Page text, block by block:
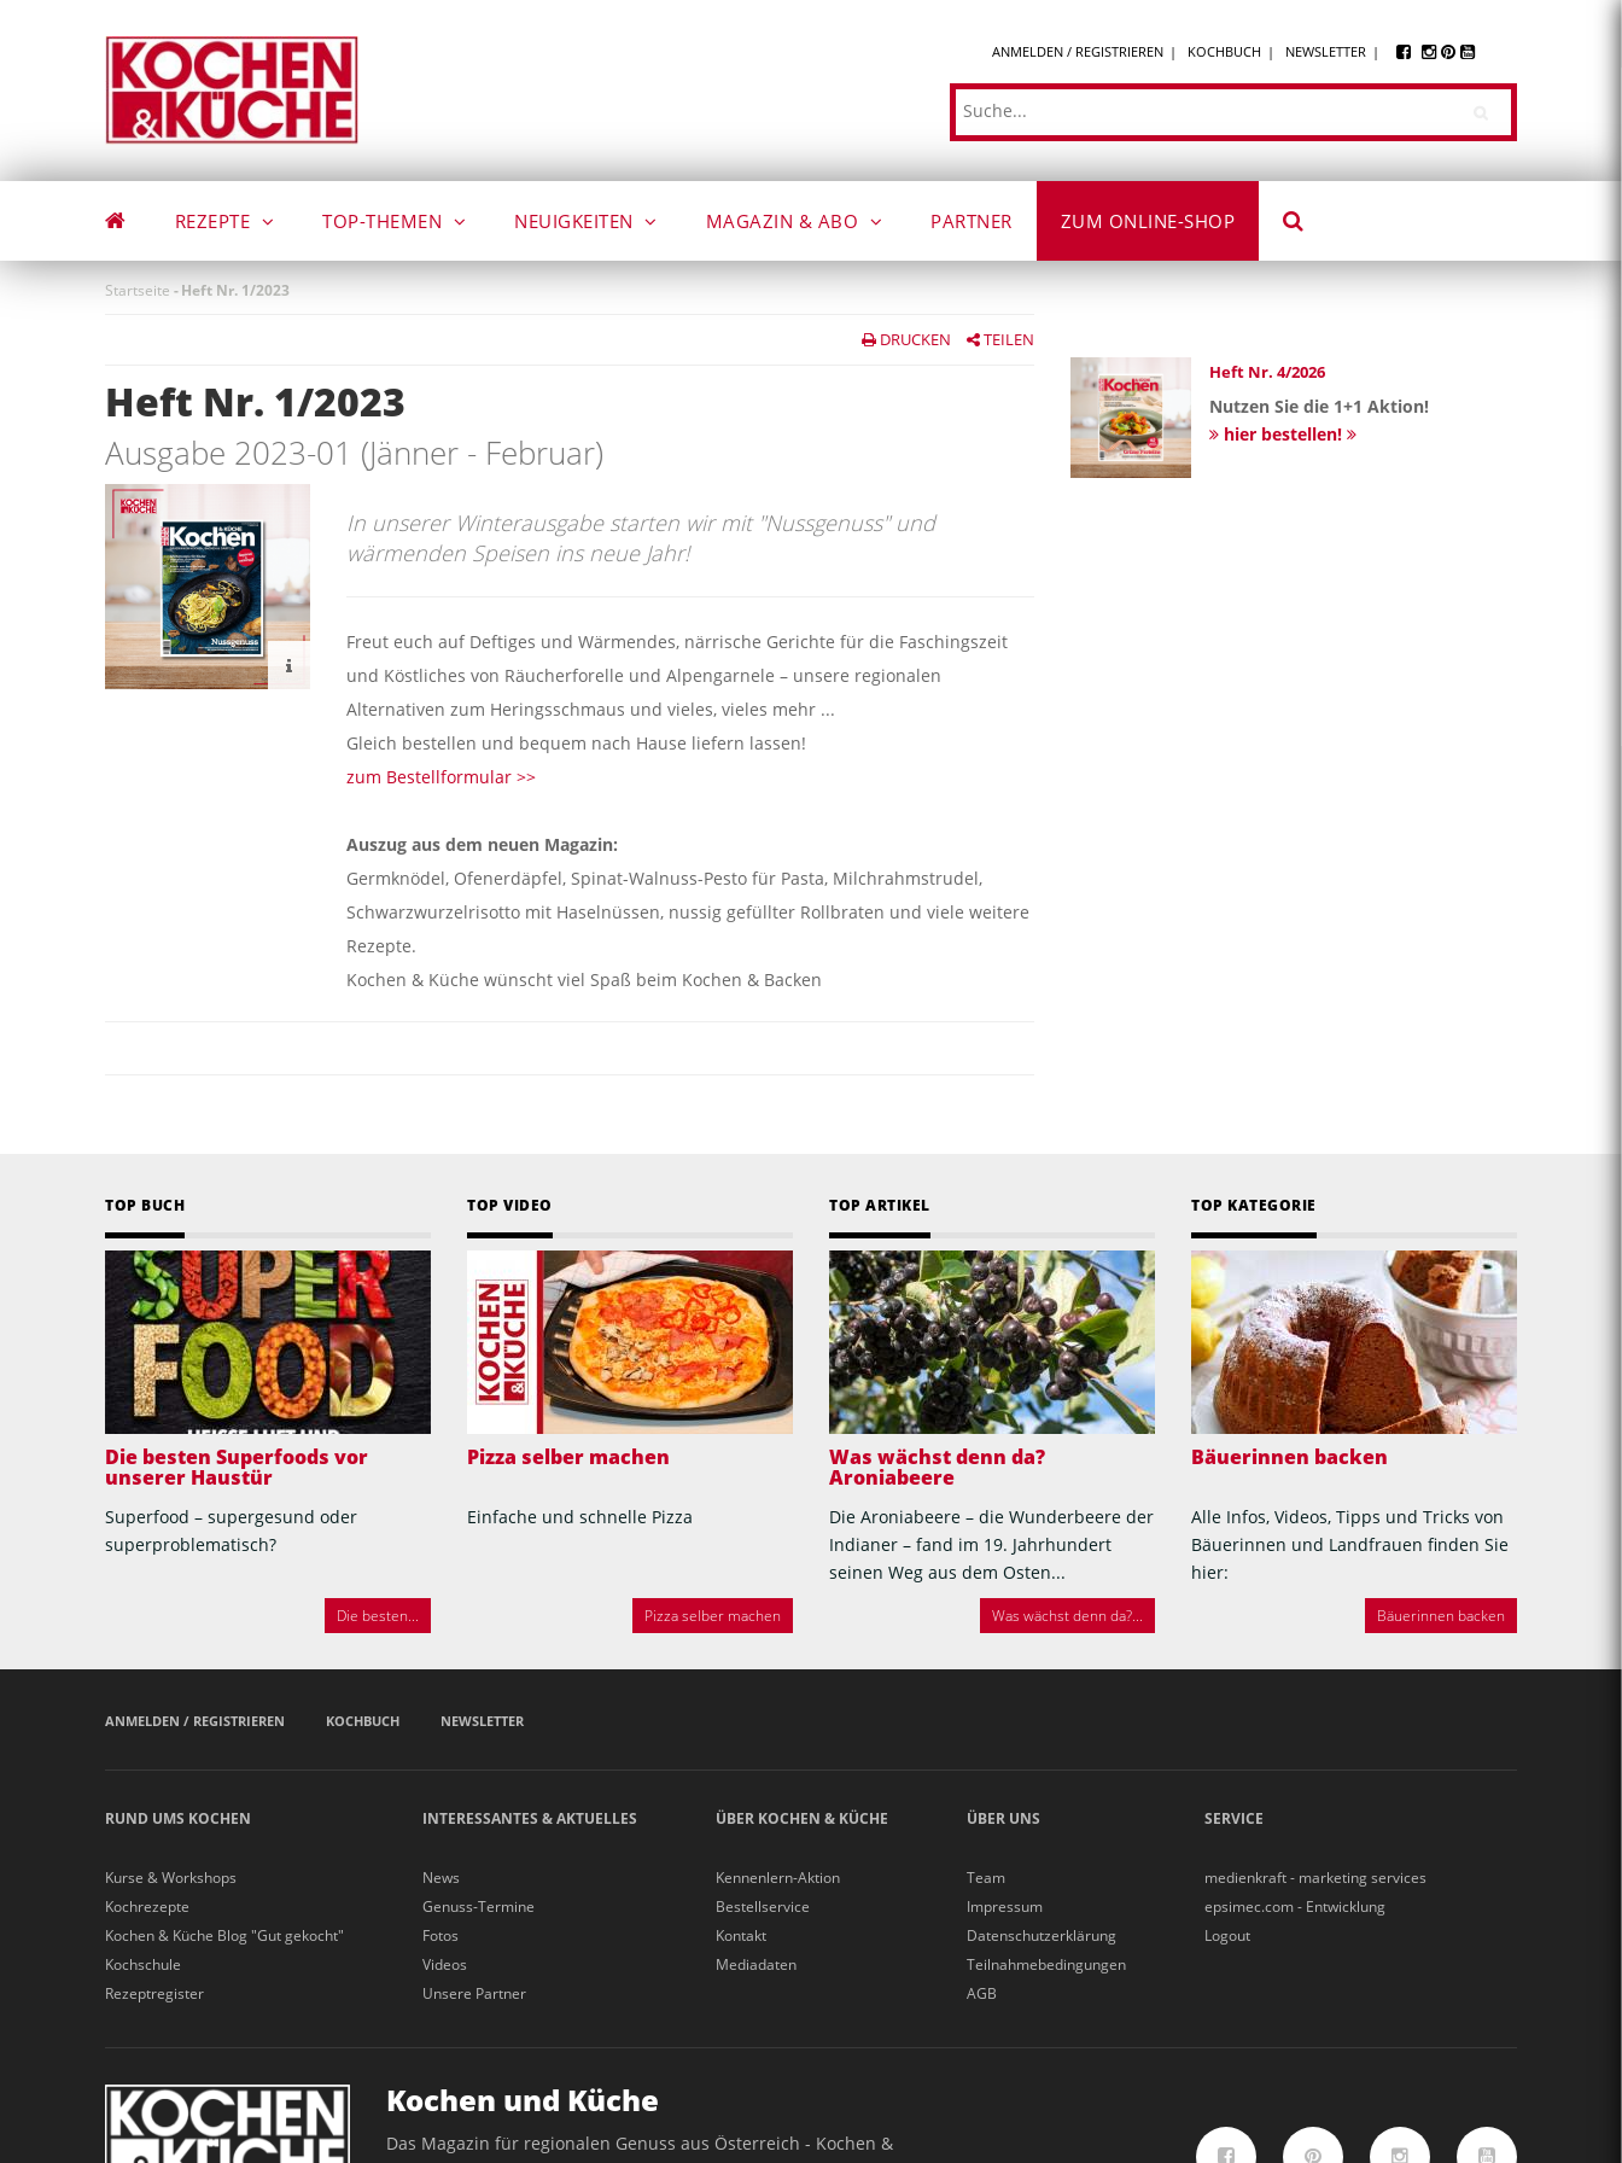
ANMELDEN / REGISTRIEREN KOCHBUCH NEWSLETTER
Suche
REZEPTE TOP-THEMEN NEUIGKEITEN MAGAZIN & ABO PARTNER ZUM ONLINE-SHOP
Startseite -Heft Nr. 1/2023
DRUCKEN TEILEN
Heft Nr. 1/2023
Ausgabe 2023-01 (Jänner - Februar)
In unserer Winterausgabe starten wir mit "Nussgenuss" und
wärmenden Speisen ins neue Jahr!
Freut euch auf Deftiges und Wärmendes, närrische Gerichte für die Faschingszeit
und Köstliches von Räucherforelle und Alpengarnele – unsere regionalen
Alternativen zum Heringsschmaus und vieles, vieles mehr ...
Gleich bestellen und bequem nach Hause liefern lassen!
zum Bestellformular >>
Auszug aus dem neuen Magazin:
Germknödel, Ofenerdäpfel, Spinat-Walnuss-Pesto für Pasta, Milchrahmstrudel,
Schwarzwurzelrisotto mit Haselnüssen, nussig gefüllter Rollbraten und viele weitere
Rezepte.
Kochen & Küche wünscht viel Spaß beim Kochen & Backen
Heft Nr. 4/2026
Nutzen Sie die 1+1 Aktion!
hier bestellen!
TOP BUCH
Die besten Superfoods vor
unserer Haustür
Superfood – supergesund oder
superproblematisch?
Die besten...
TOP VIDEO
Pizza selber machen
Einfache und schnelle Pizza
Pizza selber machen
TOP ARTIKEL
Was wächst denn da?
Aroniabeere
Die Aroniabeere – die Wunderbeere der
Indianer – fand im 19. Jahrhundert
seinen Weg aus dem Osten...
Was wächst denn da?...
TOP KATEGORIE
Bäuerinnen backen
Alle Infos, Videos, Tipps und Tricks von
Bäuerinnen und Landfrauen finden Sie
hier:
Bäuerinnen backen
ANMELDEN / REGISTRIEREN KOCHBUCH NEWSLETTER
RUND UMS KOCHEN
Kurse & Workshops
Kochrezepte
Kochen & Küche Blog "Gut gekocht"
Kochschule
Rezeptregister
INTERESSANTES & AKTUELLES
News
Genuss-Termine
Fotos
Videos
Unsere Partner
ÜBER KOCHEN & KÜCHE
Kennenlern-Aktion
Bestellservice
Kontakt
Mediadaten
ÜBER UNS
Team
Impressum
Datenschutzerklärung
Teilnahmebedingungen
AGB
SERVICE
medienkraft - marketing services
epsimec.com - Entwicklung
Logout
Kochen und Küche
Das Magazin für regionalen Genuss aus Österreich - Kochen &